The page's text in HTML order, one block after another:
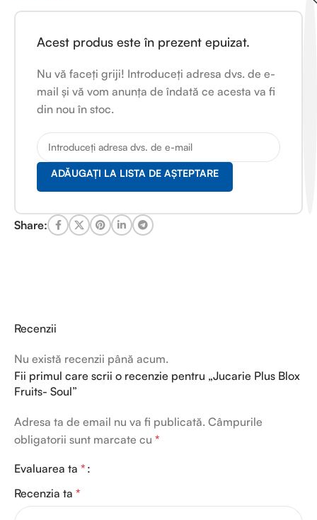
Acest produs este în prezent epuizat.
Nu vă faceți griji! Introduceți adresa dvs. de e-
mail și vă vom anunța de îndată ce acesta va fi
din nou în stoc.
ADĂUGAȚI LA LISTA DE AȘTEPTARE
Share:
Recenzii
Nu există recenzii până acum.
Fii primul care scrii o recenzie pentru „Jucarie Plus Blox
Fruits- Soul”
Adresa ta de email nu va fi publicată. Câmpurile
obligatorii sunt marcate cu *
Evaluarea ta *
Recenzia ta *